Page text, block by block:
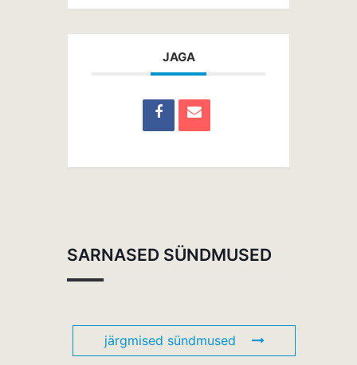
JAGA
SARNASED SÜNDMUSED
järgmised sündmused